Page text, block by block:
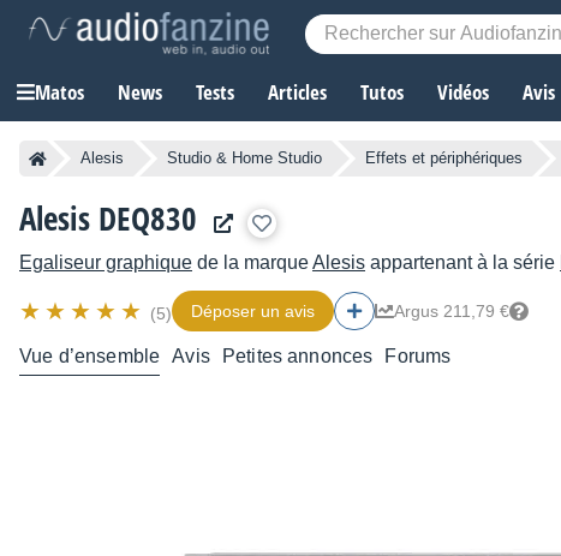
Matos News Tests Articles Tutos Vidéos Avis
Alesis Studio & Home Studio Effets et périphériques
Alesis DEQ830
Egaliseur graphique de la marqueAlesis appartenant à la série
(5) Déposer un avis Argus 211,79 €
Vue d’ensemble Avis Petites annonces Forums